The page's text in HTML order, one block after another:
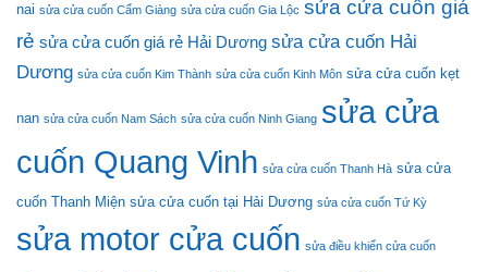
nai sửa cửa cuốn Cẩm Giàng sửa cửa cuốn Gia Lộc sửa cửa cuốn giá
rẻ sửa cửa cuốn giá rẻ Hải Dương sửa cửa cuốn Hải
Dương sửa cửa cuốn Kim Thành sửa cửa cuốn Kinh Môn sửa cửa cuốn kẹt
nan sửa cửa cuốn Nam Sách sửa cửa cuốn Ninh Giang sửa cửa
cuốn Quang Vinh sửa cửa cuốn Thanh Hà sửa cửa
cuốn Thanh Miện sửa cửa cuốn tại Hải Dương sửa cửa cuốn Tứ Kỳ
sửa motor cửa cuốn sửa điều khiển cửa cuốn